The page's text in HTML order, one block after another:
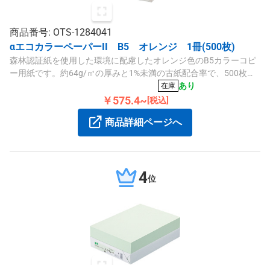
商品番号: OTS-1284041
αエコカラーペーパーII B5 オレンジ 1冊(500枚)
森林認証紙を使用した環境に配慮したオレンジ色のB5カラーコピ
ー用紙です。約64g/㎡の厚みと1%未満の古紙配合率で、500枚入
在庫 あり
￥575.4~ [税込]
商品詳細ページへ
4位